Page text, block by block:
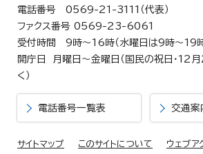
電話番号 0569-21-3111（代表）
ファクス番号 0569-23-6061
受付時間 9時～16時（水曜日は9時～19時
開庁日 月曜日～金曜日（国民の祝日・12
く）
電話番号一覧表 交通案
サイトマップ このサイトについて ウェブア